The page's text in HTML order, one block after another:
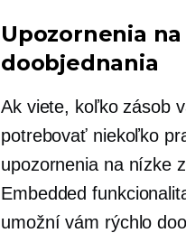
Upozornenia
doobjednania
Ak viete, koľko zásob
potrebovať niekoľko
upozornenia na nízke
Embedded
umožní vám rýchlo